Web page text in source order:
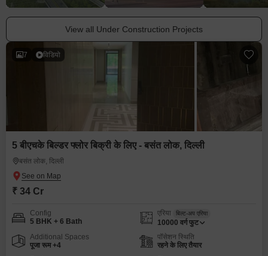
View all Under Construction Projects
7 विडियो
5 बीएचके बिल्डर फ्लोर बिक्री के लिए - बसंत लोक, दिल्ली
बसंत लोक, दिल्ली
₹ 34 Cr
Config
5 BHK + 6 Bath
एरिया बिल्ट-अप एरिया
10000 वर्ग फुट
Additional Spaces
पूजा रूम +4
पॉसेशन स्थिति
रहने के लिए तैयार